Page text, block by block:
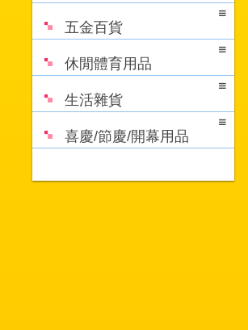
五金百貨
休閒體育用品
生活雜貨
喜慶/節慶/開幕用品